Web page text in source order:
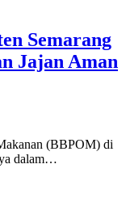
Semarang
Jajan Aman
(BBPOM) di
dalam…